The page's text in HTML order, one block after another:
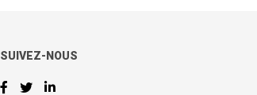
SUIVEZ-NOUS